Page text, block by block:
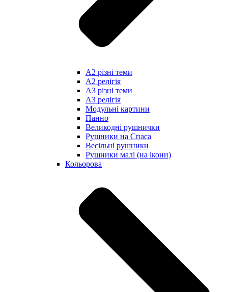
А2 різні теми
А2 релігія
А3 різні теми
А3 релігія
Модульні картини
Панно
Великодні рушнички
Рушники на Спаса
Весільні рушники
Рушники малі (на ікони)
Кольорова